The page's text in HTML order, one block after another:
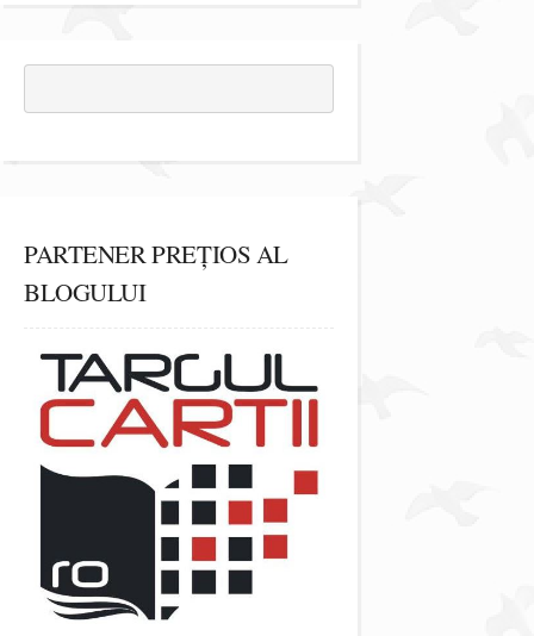
PARTENER PREȚIOS AL
BLOGULUI